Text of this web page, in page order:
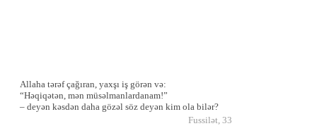
Allaha tərəf çağıran, yaxşı iş görən və:
“Həqiqətən, mən müsəlmanlardanam!”
– deyən kəsdən daha gözəl söz deyən kim ola bilər?
Fussilət, 33